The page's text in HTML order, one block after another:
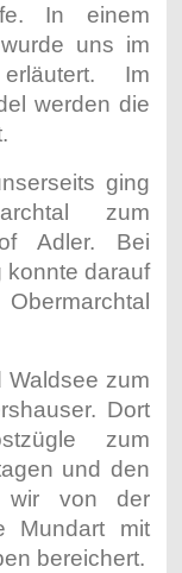
In einem
uns im
Im
werden die
ging
zum
Adler. Bei
konnte darauf
Waldsee zum
Dort
zum
und den
wir von der
Mundart mit
bereichert.